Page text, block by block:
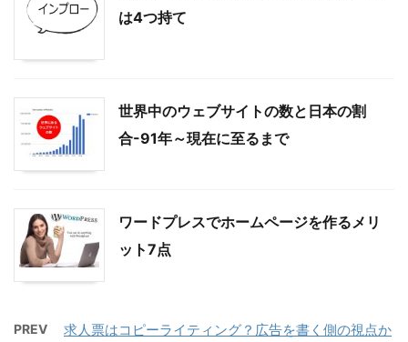
は4つ持て
世界中のウェブサイトの数と日本の割
合-91年～現在に至るまで
ワードプレスでホームページを作るメリ
ット7点
PREV
求人票はコピーライティング？広告を書く側の視点か